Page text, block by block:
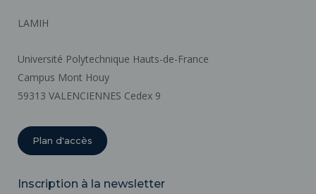
LAMIH
Université Polytechnique Hauts-de-France
Campus Mont Houy
59313 VALENCIENNES Cedex 9
Plan d'accès
Inscription à la newsletter